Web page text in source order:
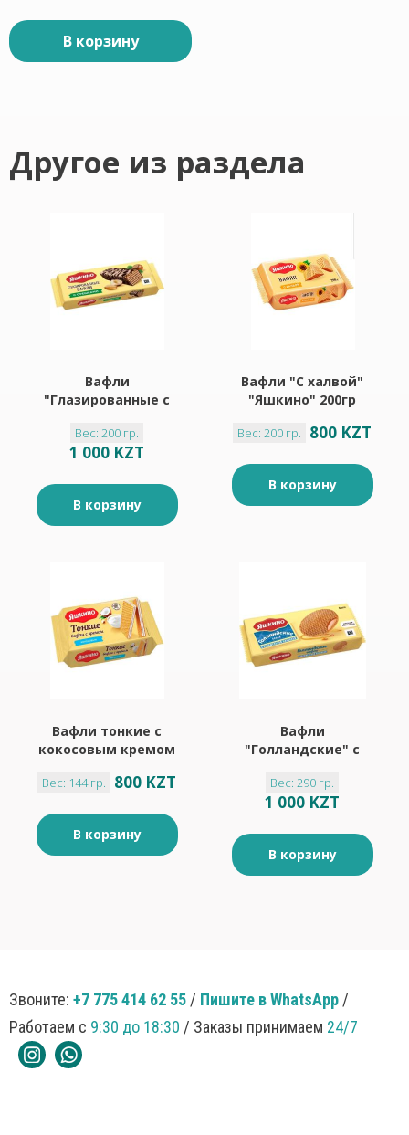
В корзину
Другое из раздела
Вафли
"Глазированные с
"Яшкино" 200гр
Вес: 200 гр.
1 000 KZT
В корзину
Вафли "С халвой"
"Яшкино" 200гр
Вес: 200 гр. 800 KZT
В корзину
Вафли тонкие с
кокосовым кремом
Вес: 144 гр. 800 KZT
В корзину
Вафли
"Голландские" с
начинкой "Яшкино"
290гр
Вес: 290 гр.
1 000 KZT
В корзину
Звоните: +7 775 414 62 55 / Пишите в WhatsApp /
Работаем с 9:30 до 18:30 / Заказы принимаем 24/7